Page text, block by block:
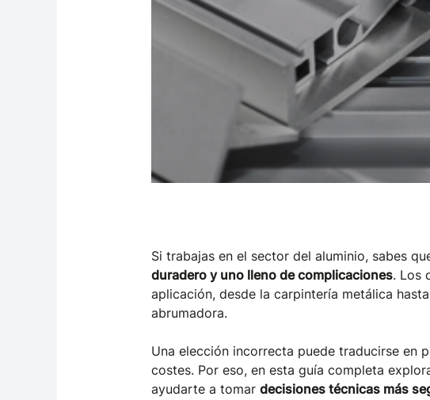
Si trabajas en el sector del aluminio, sabes
duradero y uno lleno de complicaciones. Los
aplicación, desde la carpintería metálica
abrumadora.
Una elección incorrecta puede traducirse en
costes. Por eso, en esta guía completa
ayudarte a tomardecisiones técnicas más